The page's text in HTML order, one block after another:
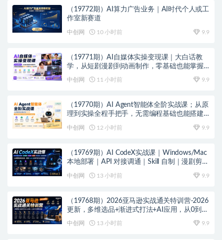
（19772期）AI算力广告业务｜AI时代个人或工
作室新赛道
中创网 10 小时前 9.9
（19771期）AI自媒体实操变现课｜大白话教
学，从短剧漫剧到动画制作，零基础也能掌握
中创网 11 小时前 9.9
（19770期）AI Agent智能体全阶实战课；从原
理到实操全程手把手，无需编程基础也能搭建
中创网 12 小时前 9.9
（19769期）AI CodeX实战课｜Windows/Mac
本地部署｜API 对接调通｜Skill 自制｜漫剧剪辑
中创网 13 小时前 9.9
（19768期）2026亚马逊实战通关特训营-2026
更新，多维选品+渐进式打法+AI应用，从0到1
中创网 13 小时前 9.9